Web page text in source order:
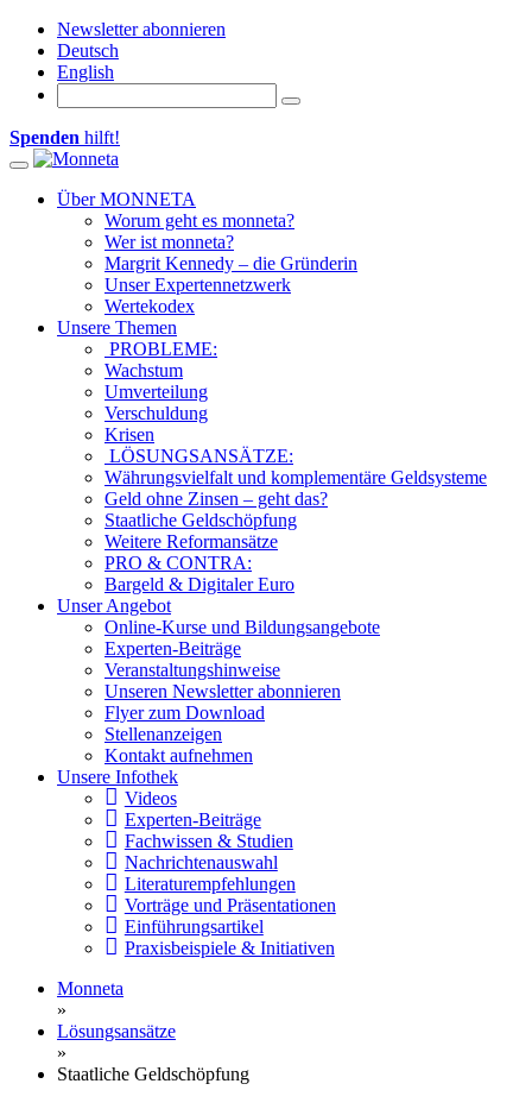
Newsletter abonnieren
Deutsch
English
Spenden hilft!
Toggle navigation
Über MONNETA
Worum geht es monneta?
Wer ist monneta?
Margrit Kennedy – die Gründerin
Unser Expertennetzwerk
Wertekodex
Unsere Themen
PROBLEME:
Wachstum
Umverteilung
Verschuldung
Krisen
LÖSUNGSANSÄTZE:
Währungsvielfalt und komplementäre Geldsysteme
Geld ohne Zinsen – geht das?
Staatliche Geldschöpfung
Weitere Reformansätze
PRO & CONTRA:
Bargeld & Digitaler Euro
Unser Angebot
Online-Kurse und Bildungsangebote
Experten-Beiträge
Veranstaltungshinweise
Unseren Newsletter abonnieren
Flyer zum Download
Stellenanzeigen
Kontakt aufnehmen
Unsere Infothek
Videos
Experten-Beiträge
Fachwissen & Studien
Nachrichtenauswahl
Literaturempfehlungen
Vorträge und Präsentationen
Einführungsartikel
Praxisbeispiele & Initiativen
Monneta
»
Lösungsansätze
»
Staatliche Geldschöpfung